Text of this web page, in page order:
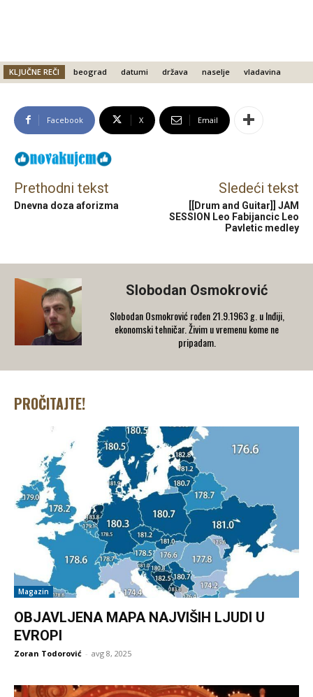
KLJUČNE REČI beograd datumi država naselje vladavina
Facebook X Email
Prethodni tekst
Dnevna doza aforizma
Sledeći tekst
[[Drum and Guitar]] JAM
SESSION Leo Fabijancic Leo
Pavletic medley
Slobodan Osmokrović
Slobodan Osmokrović rođen 21.9.1963 g. u Inđiji,
ekonomski tehničar. Živim u vremenu kome ne
pripadam.
PROČITAJTE!
Magazin
OBJAVLJENA MAPA NAJVIŠIH LJUDI U
EVROPI
Zoran Todorović - avg 8, 2025